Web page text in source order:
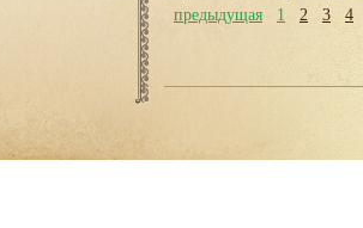
предыдущая
1 2 3 4